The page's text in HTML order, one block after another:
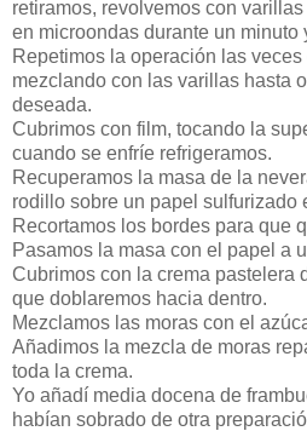
retiramos, revolvemos con
en microondas durante un minuto
Repetimos la operación las
mezclando con las varillas hasta
deseada.
Cubrimos con film, tocando la
cuando se enfríe refrigeramos.
Recuperamos la masa de la
rodillo sobre un papel sulfurizado
Recortamos los bordes para que
Pasamos la masa con el papel a
Cubrimos con la crema pastelera
que doblaremos hacia dentro.
Mezclamos las moras con el
Añadimos la mezcla de moras
toda la crema.
Yo añadí media docena de
habían sobrado de otra